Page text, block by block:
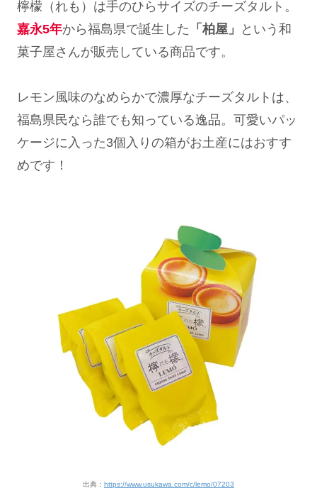
檸檬（れも）は手のひらサイズのチーズタルト。
嘉永5年から福島県で誕生した 「柏屋」
という和
菓子屋さんが販売している商品です。
レモン風味のなめらかで濃厚なチーズタルトは、
福島県民なら誰でも知っている逸品。可愛いパッ
ケージに入った3個入りの箱がお土産にはおすす
めです！
出典： https://www.usukawa.com/c/lemo/07203